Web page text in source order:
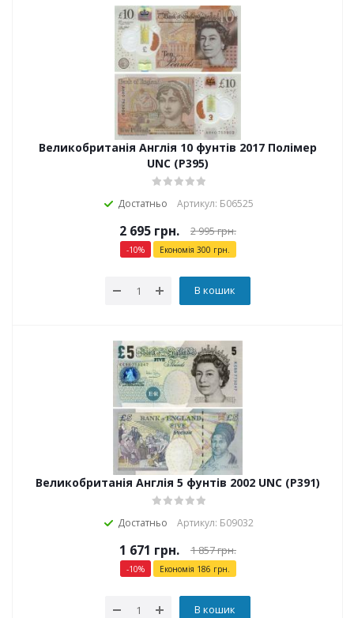
Великобританія Англія 10 фунтів 2017 Полімер
UNC (P395)
Достатньо Артикул: Б06525
2 695 грн. 2 995грн.
-10% Економія 300 грн.
В кошик
Великобританія Англія 5 фунтів 2002 UNC (P391)
Достатньо Артикул: Б09032
1 671 грн. 1 857грн.
-10% Економія 186 грн.
В кошик